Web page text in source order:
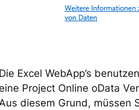
Excel WebApp’s
Project Online oData
diesem Grund, müssen